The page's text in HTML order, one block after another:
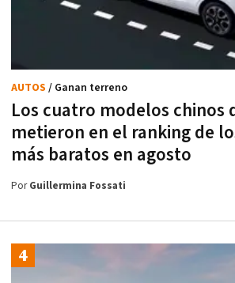
Los cuatro modelos chinos
metieron en el ranking de
más baratos en agosto
AUTOS / Ganan terreno
PorGuillermina Fossati